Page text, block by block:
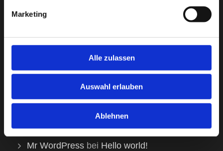
Marketing
Alle zulassen
Auswahl erlauben
Ablehnen
3 Comments
Gallery Post Format Title
2 Comments
Neueste Kommentare
Mr WordPress bei Hello world!